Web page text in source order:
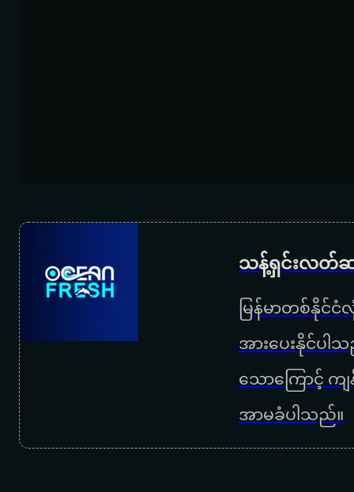
သန့်ရှင်းလတ်ဆ
မြန်မာတစ်နိုင်
အားပေးနိုင်ပါ
သောကြောင့်
အာမခံပါသည်။